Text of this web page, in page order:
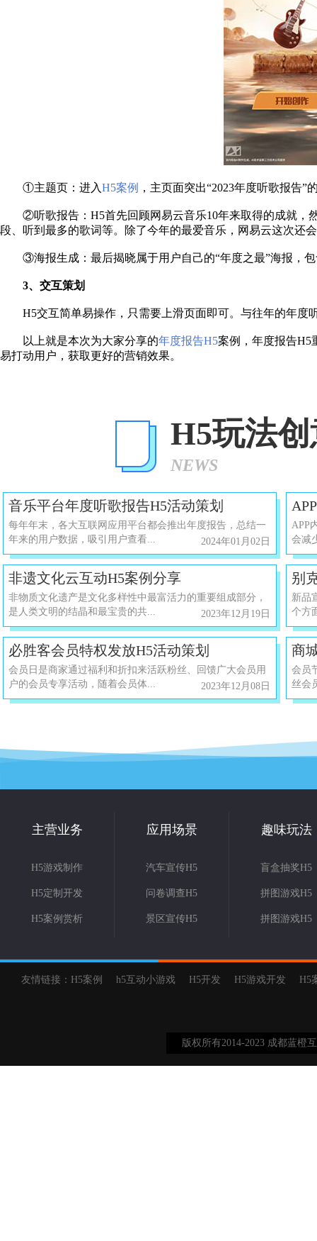
①主题页：进入H5案例 ，主页面突出“2023年度听歌报告”
②听歌报告：H5首先回顾网易云音乐10年来取得的成就，
段、听到最多的歌词等。除了今年的最爱音乐，网易云这次还
③海报生成：最后揭晓属于用户自己的“年度之最”海报，
3、交互策划
H5交互简单易操作，只需要上滑页面即可。与往年的年
以上就是本次为大家分享的年度报告H5案例，年度报告H5
易打动用户，获取更好的营销效果。
H5玩法
NEWS
音乐平台年度听歌报告H5活动策划
每年年末，各大互联网应用平台都会推出年度报告，总结一
年来的用户数据，吸引用户查看...
2024年01月02日
APP
会减
非遗文化云互动H5案例分享
非物质文化遗产是文化多样性中最富活力的重要组成部分，
是人类文明的结晶和最宝贵的共...
2023年12月19日
别
新品
个方
必胜客会员特权发放H5活动策划
会员日是商家通过福利和折扣来活跃粉丝、回馈广大会员用
户的会员专享活动，随着会员体...
2023年12月08日
商
会员
丝会
主营业务
H5游戏制作
H5定制开发
H5案例赏析
应用场景
汽车宣传H5
问卷调查H5
景区宣传H5
趣味玩法
盲盒抽奖H5
拼图游戏H5
拼图游戏H5
友情链接： H5案例 h5互动小游戏 H5开发 H5游戏开发 H5
版权所有2014-2023 成都蓝橙